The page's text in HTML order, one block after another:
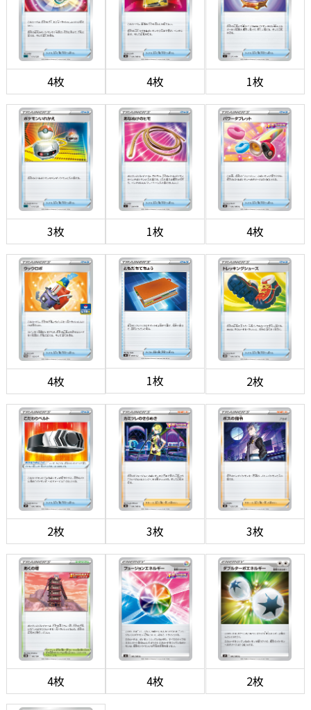
4枚 4枚 1枚
3枚 1枚 4枚
4枚 1枚 2枚
2枚 3枚 3枚
4枚 4枚 2枚